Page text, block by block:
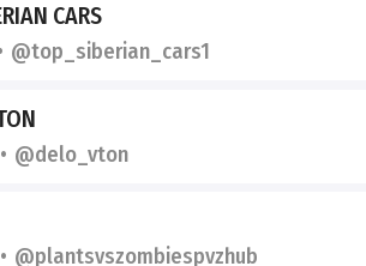
CARS
@top_siberian_cars1
@delo_vton
@plantsvszombiespvzhub